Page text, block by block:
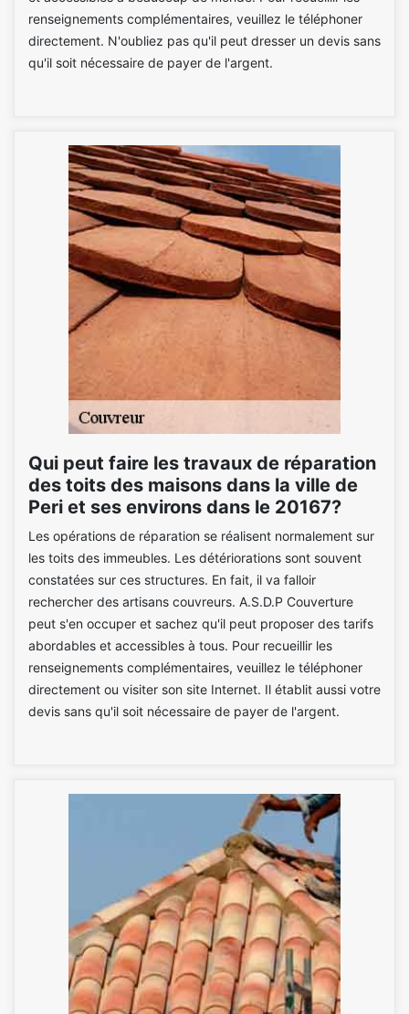
renseignements complémentaires, veuillez le téléphoner
directement. N'oubliez pas qu'il peut dresser un devis sans
qu'il soit nécessaire de payer de l'argent.
Qui peut faire les travaux de réparation
des toits des maisons dans la ville de
Peri et ses environs dans le 20167?
Les opérations de réparation se réalisent normalement sur
les toits des immeubles. Les détériorations sont souvent
constatées sur ces structures. En fait, il va falloir
rechercher des artisans couvreurs. A.S.D.P Couverture
peut s'en occuper et sachez qu'il peut proposer des tarifs
abordables et accessibles à tous. Pour recueillir les
renseignements complémentaires, veuillez le téléphoner
directement ou visiter son site Internet. Il établit aussi votre
devis sans qu'il soit nécessaire de payer de l'argent.